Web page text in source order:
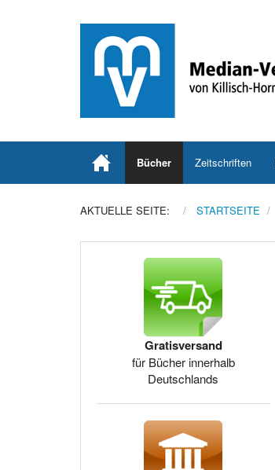
Bücher Zeitschriften
AKTUELLE SEITE: STARTSEITE
Gratisversand
für Bücher innerhalb
Deutschlands